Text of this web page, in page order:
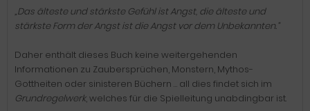
„Das älteste und stärkste Gefühl ist Angst, die älteste und
stärkste Form der Angst ist die Angst vor dem Unbekannten.“
Daher enthält dieses Buch keine weitergehenden
Informationen zu Zaubersprüchen, Monstern, Mythos-
Gottheiten oder sinisteren Büchern … all dies findet sich im
Grundregelwerk, welches für die Spielleitung unabdingbar ist.